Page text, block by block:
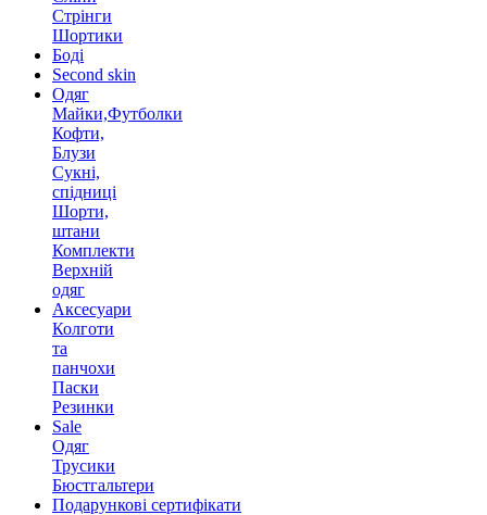
Стрінги
Шортики
Боді
Second skin
Одяг
Майки,Футболки
Кофти,
Блузи
Сукні,
спідниці
Шорти,
штани
Комплекти
Верхній
одяг
Аксесуари
Колготи
та
панчохи
Паски
Резинки
Sale
Одяг
Трусики
Бюстгальтери
Подарункові сертифікати